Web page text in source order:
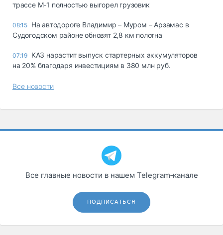
трассе М-1 полностью выгорел грузовик
08:15 На автодороге Владимир – Муром – Арзамас в
Судогодском районе обновят 2,8 км полотна
07:19 КАЗ нарастит выпуск стартерных аккумуляторов
на 20% благодаря инвестициям в 380 млн руб.
Все новости
Все главные новости в нашем Telegram‑канале
ПОДПИСАТЬСЯ